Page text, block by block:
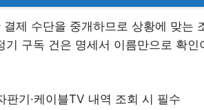
제 수단을 중개하므로 상황에 맞는
기 구독 건은 명세서 이름만으로 확
판기·케이블TV 내역 조회 시 필수